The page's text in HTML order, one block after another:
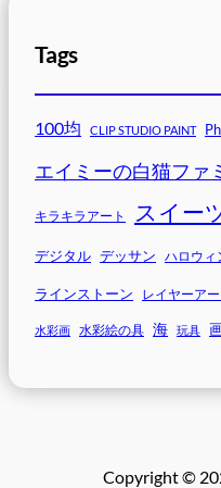
Tags
100均 CLIP STUDIO PAINT
エイミーの白猫ファ
キラキラアート スイー
デジタル デッサン ハロウィ
ラインストーン レイヤーアー
水彩画 水彩絵の具 海 玩具
Copyright ©